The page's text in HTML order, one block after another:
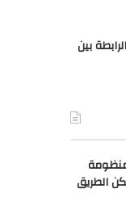
بين
ضمن أفضل 100 منظومة
الطريق